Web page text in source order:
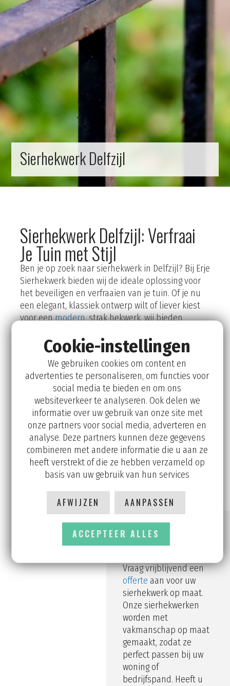
Sierhekwerk Delfzijl
Sierhekwerk Delfzijl: Verfraai
Je Tuin met Stijl
Ben je op zoek naar sierhekwerk in Delfzijl? Bij Erje
Sierhekwerk bieden wij de ideale oplossing voor
het beveiligen en verfraaien van je tuin. Of je nu
een elegant, klassiek ontwerp wilt of liever kiest
voor eenmodern, strak hekwerk, wij bieden
bij jouw wensen. Onze hekwerken combineren
functionaliteit en esthetiek, zodat je zowel
veiligheid als schoonheid toevoegt aan je
buitenruimte.
Interesse?
Vraag vrijblijvend een
offerte aan voor uw
sierhekwerk op maat.
Onze sierhekwerken
worden met
vakmanschap op maat
gemaakt, zodat ze
perfect passen bij uw
woning of
bedrijfspand. Heeft u
Cookie-instellingen
We gebruiken cookies om content en
advertenties te personaliseren, om functies voor
social media te bieden en om ons
websiteverkeer te analyseren. Ook delen we
informatie over uw gebruik van onze site met
onze partners voor social media, adverteren en
analyse. Deze partners kunnen deze gegevens
combineren met andere informatie die u aan ze
heeft verstrekt of die ze hebben verzameld op
basis van uw gebruik van hun services
AFWIJZEN AANPASSEN
ACCEPTEER ALLES